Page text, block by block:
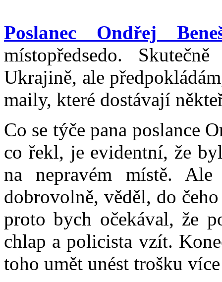
Poslanec Ondřej
místopředsedo.
Ukrajině, ale
maily, které dostávají
Co se týče pana poslance
co řekl, je evidentní, že
na nepravém místě.
dobrovolně, věděl, do
proto bych očekával, že
chlap a policista vzít.
toho umět unést trošku